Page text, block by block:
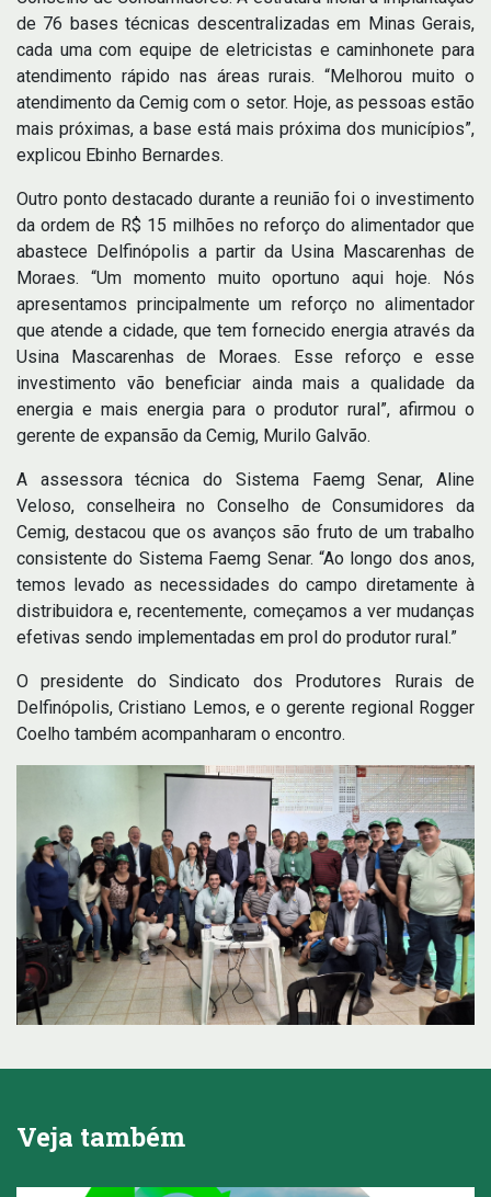
de 76 bases técnicas descentralizadas em Minas Gerais,
cada uma com equipe de eletricistas e caminhonete para
atendimento rápido nas áreas rurais. “Melhorou muito o
atendimento da Cemig com o setor. Hoje, as pessoas estão
mais próximas, a base está mais próxima dos municípios”,
explicou Ebinho Bernardes.
Outro ponto destacado durante a reunião foi o investimento
da ordem de R$ 15 milhões no reforço do alimentador que
abastece Delfinópolis a partir da Usina Mascarenhas de
Moraes. “Um momento muito oportuno aqui hoje. Nós
apresentamos principalmente um reforço no alimentador
que atende a cidade, que tem fornecido energia através da
Usina Mascarenhas de Moraes. Esse reforço e esse
investimento vão beneficiar ainda mais a qualidade da
energia e mais energia para o produtor rural”, afirmou o
gerente de expansão da Cemig, Murilo Galvão.
A assessora técnica do Sistema Faemg Senar, Aline
Veloso, conselheira no Conselho de Consumidores da
Cemig, destacou que os avanços são fruto de um trabalho
consistente do Sistema Faemg Senar. “Ao longo dos anos,
temos levado as necessidades do campo diretamente à
distribuidora e, recentemente, começamos a ver mudanças
efetivas sendo implementadas em prol do produtor rural.”
O presidente do Sindicato dos Produtores Rurais de
Delfinópolis, Cristiano Lemos, e o gerente regional Rogger
Coelho também acompanharam o encontro.
Veja também